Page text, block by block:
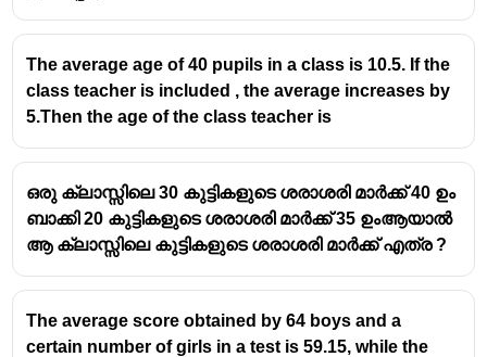
The average age of 40 pupils in a class is 10.5. If the
class teacher is included , the average increases by
5.Then the age of the class teacher is
ഒരു ക്ലാസ്സിലെ 30 കുട്ടികളുടെ ശരാശരി മാർക്ക് 40 ഉം
ബാക്കി 20 കുട്ടികളുടെ ശരാശരി മാർക്ക് 35 ഉംആയാൽ
ആ ക്ലാസ്സിലെ കുട്ടികളുടെ ശരാശരി മാർക്ക് എത്ര ?
The average score obtained by 64 boys and a
certain number of girls in a test is 59.15, while the